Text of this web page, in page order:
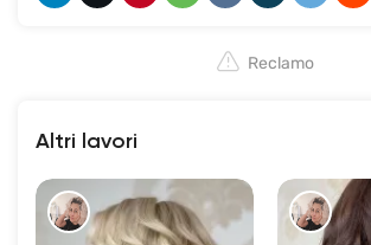
Reclamo
Altri lavori